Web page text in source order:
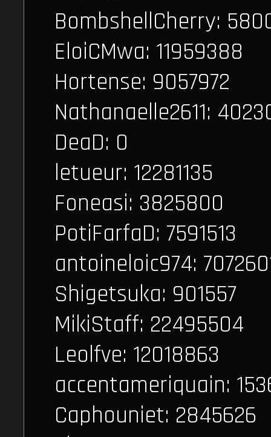
BombshellCherry:
EloiCMwa: 11959388
Hortense: 9057972
Nathanaelle2611:
DeaD: 0
letueur: 12281135
Foneasi: 3825800
PotiFarfaD: 7591513
antoineloic974:
Shigetsuka: 901557
MikiStaff: 22495504
Leolfve: 12018863
accentameriquain:
Caphouniet: 2845626